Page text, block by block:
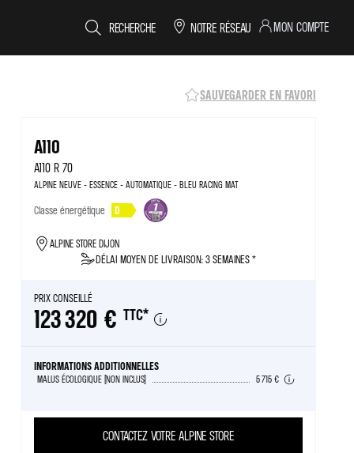
RECHERCHE NOTRE RÉSEAU MON COMPTE
SAUVEGARDER EN FAVORI
A110
A110 R 70
ALPINE NEUVE - ESSENCE - AUTOMATIQUE - BLEU RACING MAT
Classe énergétique D
ALPINE STORE DIJON
DÉLAI MOYEN DE LIVRAISON: 3 SEMAINES *
PRIX CONSEILLÉ
123 320 € TTC*
INFORMATIONS ADDITIONNELLES
MALUS ÉCOLOGIQUE (NON INCLUS) 5 715 €
CONTACTEZ VOTRE ALPINE STORE